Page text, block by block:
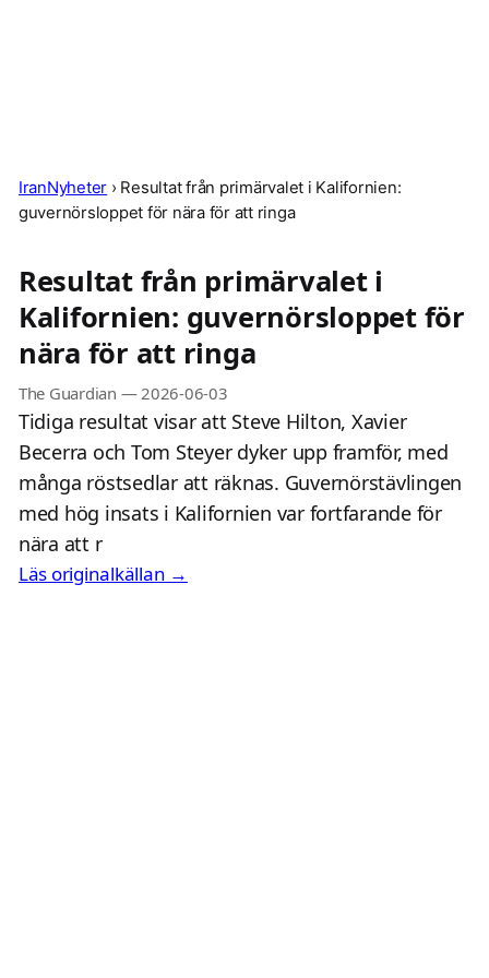
IranNyheter › Resultat från primärvalet i Kalifornien:
guvernörsloppet för nära för att ringa
Resultat från primärvalet i
Kalifornien: guvernörsloppet för
nära för att ringa
The Guardian — 2026-06-03
Tidiga resultat visar att Steve Hilton, Xavier
Becerra och Tom Steyer dyker upp framför, med
många röstsedlar att räknas. Guvernörstävlingen
med hög insats i Kalifornien var fortfarande för
nära att r
Läs originalkällan →